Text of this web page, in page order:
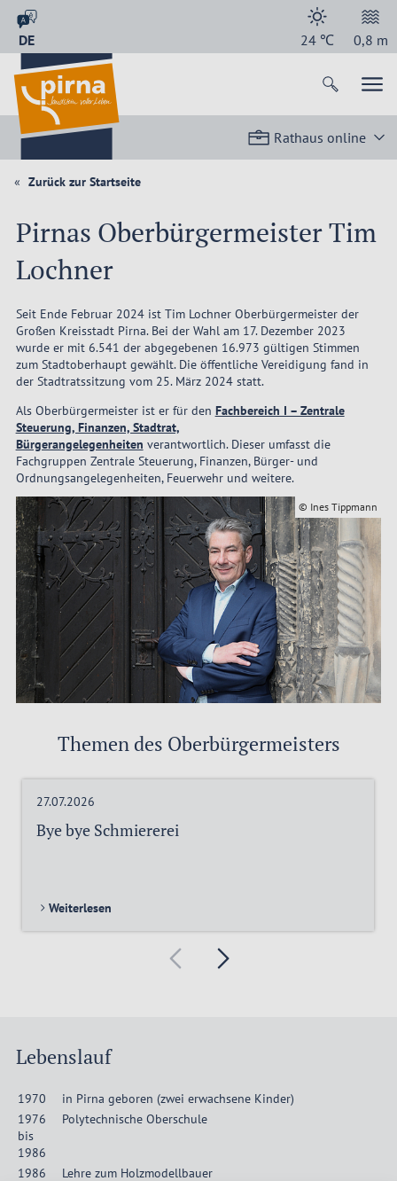
DE 24 ℃ 0,8 m
Rathaus online
Zurück zur Startseite
Pirnas Oberbürgermeister Tim
Lochner
Seit Ende Februar 2024 ist Tim Lochner Oberbürgermeister der
Großen Kreisstadt Pirna. Bei der Wahl am 17. Dezember 2023
wurde er mit 6.541 der abgegebenen 16.973 gültigen Stimmen
zum Stadtoberhaupt gewählt. Die öffentliche Vereidigung fand in
der Stadtratssitzung vom 25. März 2024 statt.
Als Oberbürgermeister ist er für den Fachbereich I – Zentrale
Steuerung, Finanzen, Stadtrat,
Bürgerangelegenheiten verantwortlich. Dieser umfasst die
Fachgruppen Zentrale Steuerung, Finanzen, Bürger- und
Ordnungsangelegenheiten, Feuerwehr und weitere.
© Ines Tippmann
Themen des Oberbürgermeisters
27.07.2026
Bye bye Schmiererei
Weiterlesen
Lebenslauf
1970
in Pirna geboren (zwei erwachsene Kinder)
1976
bis
1986
Polytechnische Oberschule
1986
Lehre zum Holzmodellbauer